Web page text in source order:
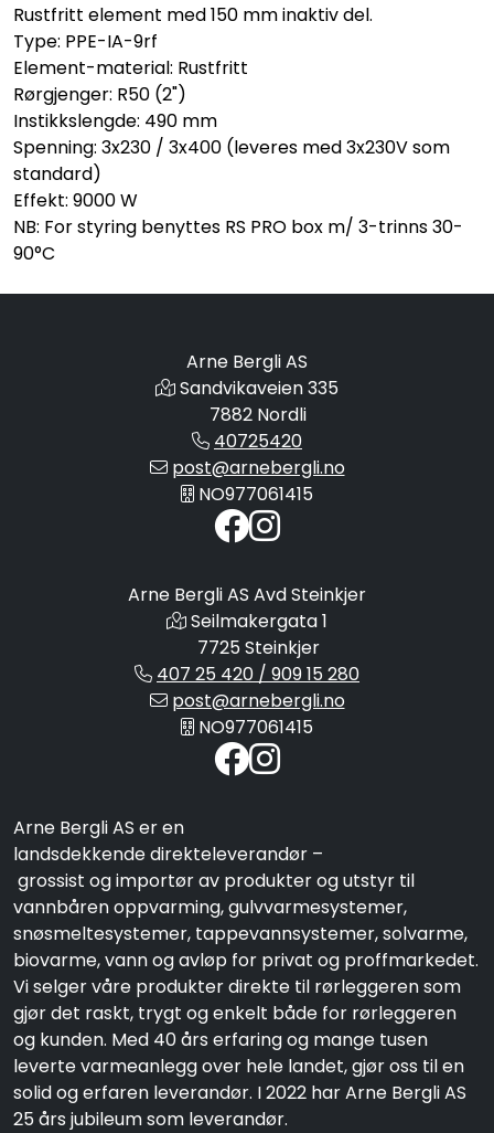
Rustfritt element med 150 mm inaktiv del.
Type: PPE-IA-9rf
Element-material: Rustfritt
Rørgjenger: R50 (2")
Instikkslengde: 490 mm
Spenning: 3x230 / 3x400 (leveres med 3x230V som
standard)
Effekt: 9000 W
NB: For styring benyttes RS PRO box m/ 3-trinns 30-
90°C
Arne Bergli AS
Sandvikaveien 335
7882 Nordli
40725420
post@arnebergli.no
NO977061415
Arne Bergli AS Avd Steinkjer
Seilmakergata 1
7725 Steinkjer
407 25 420 / 909 15 280
post@arnebergli.no
NO977061415
Arne Bergli AS er en
landsdekkende direkteleverandør –
grossist og importør av produkter og utstyr til
vannbåren oppvarming, gulvvarmesystemer,
snøsmeltesystemer, tappevannsystemer, solvarme,
biovarme, vann og avløp for privat og proffmarkedet.
Vi selger våre produkter direkte til rørleggeren som
gjør det raskt, trygt og enkelt både for rørleggeren
og kunden. Med 40 års erfaring og mange tusen
leverte varmeanlegg over hele landet, gjør oss til en
solid og erfaren leverandør. I 2022 har Arne Bergli AS
25 års jubileum som leverandør.